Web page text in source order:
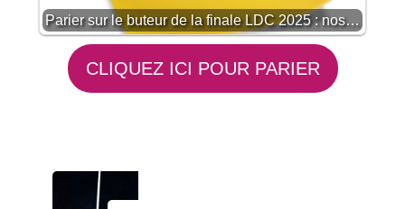
Parier sur le buteur de la finale LDC 2025 : nos…
CLIQUEZ ICI POUR PARIER